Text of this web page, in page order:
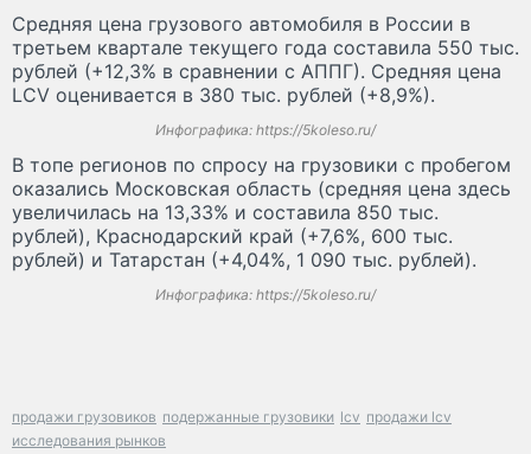
Средняя цена грузового автомобиля в России в
третьем квартале текущего года составила 550 тыс.
рублей (+12,3% в сравнении с АППГ). Средняя цена
LCV оценивается в 380 тыс. рублей (+8,9%).
Инфографика: https://5koleso.ru/
В топе регионов по спросу на грузовики с пробегом
оказались Московская область (средняя цена здесь
увеличилась на 13,33% и составила 850 тыс.
рублей), Краснодарский край (+7,6%, 600 тыс.
рублей) и Татарстан (+4,04%, 1 090 тыс. рублей).
Инфографика: https://5koleso.ru/
продажи грузовиков подержанные грузовики lcv продажи lcv
исследования рынков